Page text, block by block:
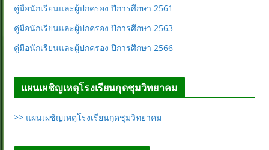
คู่มือนักเรียนและผู้ปกครอง ปีการศึกษา 2561
คู่มือนักเรียนและผู้ปกครอง ปีการศึกษา 2563
คู่มือนักเรียนและผู้ปกครอง ปีการศึกษา 2566
แผนเผชิญเหตุโรงเรียนกุดชุมวิทยาคม
>> แผนเผชิญเหตุโรงเรียนกุดชุมวิทยาคม